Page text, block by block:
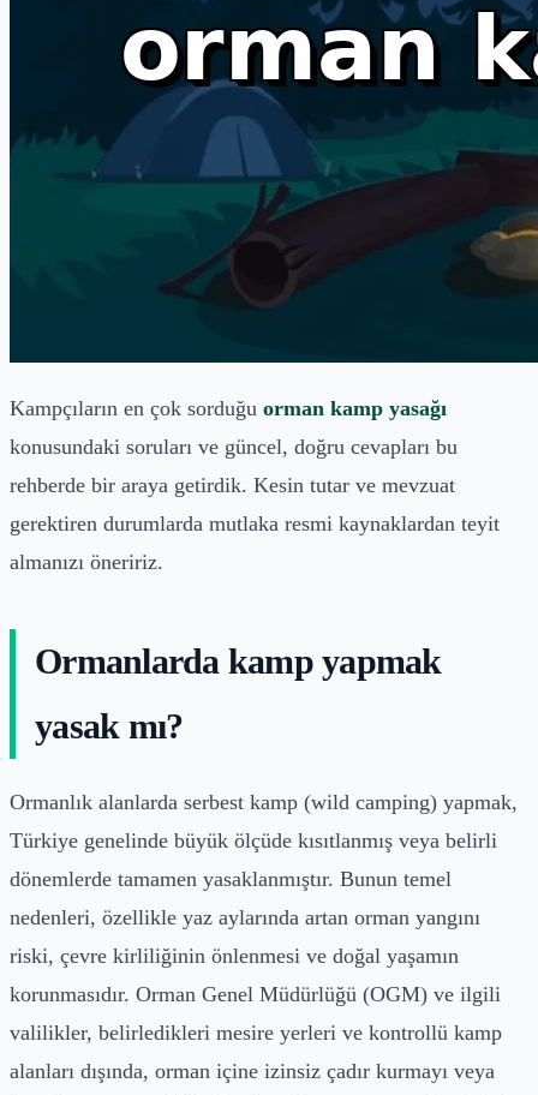
Kampçıların en çok sorduğu orman kamp yasağı
konusundaki soruları ve güncel, doğru cevapları bu
rehberde bir araya getirdik. Kesin tutar ve mevzuat
gerektiren durumlarda mutlaka resmi kaynaklardan teyit
almanızı öneririz.
Ormanlarda kamp yapmak
yasak mı?
Ormanlık alanlarda serbest kamp (wild camping) yapmak,
Türkiye genelinde büyük ölçüde kısıtlanmış veya belirli
dönemlerde tamamen yasaklanmıştır. Bunun temel
nedenleri, özellikle yaz aylarında artan orman yangını
riski, çevre kirliliğinin önlenmesi ve doğal yaşamın
korunmasıdır. Orman Genel Müdürlüğü (OGM) ve ilgili
valilikler, belirledikleri mesire yerleri ve kontrollü kamp
alanları dışında, orman içine izinsiz çadır kurmayı veya